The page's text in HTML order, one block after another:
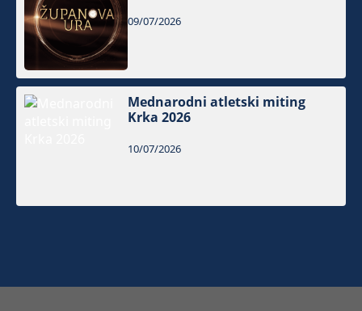
09/07/2026
Mednarodni atletski miting
Krka 2026
10/07/2026